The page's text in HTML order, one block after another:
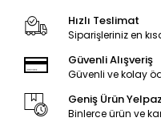
Hızlı Teslimat
Siparişleriniz en
Güvenli Alışveriş
Güvenli ve kolay
Geniş Ürün
Binlerce ürün ve